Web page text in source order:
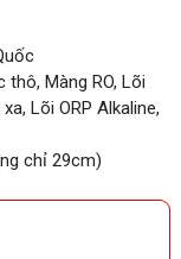
Màng RO, Lõi
Lõi ORP Alkaline,
chỉ 29cm)